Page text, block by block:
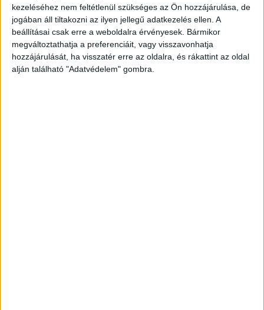
kezeléséhez nem feltétlenül szükséges az Ön hozzájárulása, de
jogában áll tiltakozni az ilyen jellegű adatkezelés ellen. A
beállításai csak erre a weboldalra érvényesek. Bármikor
megváltoztathatja a preferenciáit, vagy visszavonhatja
hozzájárulását, ha visszatér erre az oldalra, és rákattint az oldal
alján található "Adatvédelem" gombra.
A célok között szerepel, hogy nagyobb gondot fordítsunk
a belső kohézióra, a vállalat értékrendjének átadására. A
csapatszellemet tovább erősíteni, az új kollégák emberi
és szakmai beilleszkedését segíteni. Valamint a